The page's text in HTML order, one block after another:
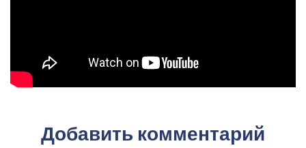
Добавить комментарий